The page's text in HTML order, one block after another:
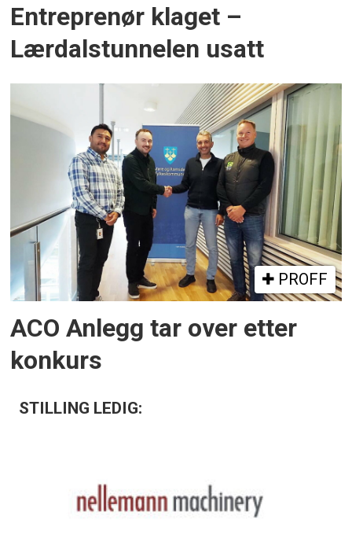
Entreprenør klaget –
Lærdalstunnelen usatt
PROFF
ACO Anlegg tar over etter
konkurs
STILLING LEDIG: